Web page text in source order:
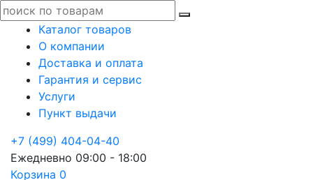
Каталог товаров
О компании
Доставка и оплата
Гарантия и сервис
Услуги
Пункт выдачи
+7 (499) 404-04-40
Ежедневно 09:00 - 18:00
Корзина 0